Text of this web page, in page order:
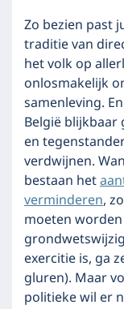
Zo bezien past
traditie van
het volk op
onlosmakelijk
samenleving.
België
en
verdwijnen.
bestaan het
verminderen,
moeten
exercitie is, ga
gluren). Maar
politieke wil er